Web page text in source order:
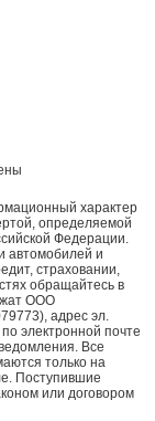
характер
определяемой
Федерации.
автомобилей и
страховании,
обращайтесь в
ООО
адрес эл.
электронной почте
Все
только на
Поступившие
или договором